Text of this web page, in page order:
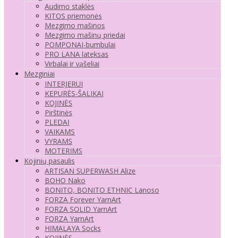
Audimo staklės
KITOS priemonės
Mezgimo mašinos
Mezgimo mašinų priedai
POMPONAI-bumbulai
PRO LANA lateksas
Virbalai ir vąšeliai
Mezginiai
INTERJERUI
KEPURĖS-ŠALIKAI
KOJINĖS
Pirštinės
PLEDAI
VAIKAMS
VYRAMS
MOTERIMS
Kojinių pasaulis
ARTISAN SUPERWASH Alize
BOHO Nako
BONITO, BONITO ETHNIC Lanoso
FORZA Forever YarnArt
FORZA SOLID YarnArt
FORZA YarnArt
HIMALAYA Socks